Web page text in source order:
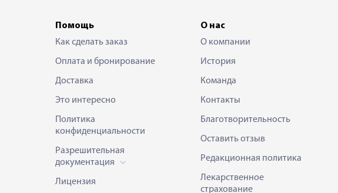
Помощь
Как сделать заказ
Оплата и бронирование
Доставка
Это интересно
Политика
конфиденциальности
Разрешительная
документация
Лицензия
О нас
О компании
История
Команда
Контакты
Благотворительность
Оставить отзыв
Редакционная политика
Лекарственное
страхование